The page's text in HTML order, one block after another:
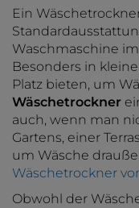
Ein
Waschmaschine
Besonders in
Platz bieten, um
Wäschetrockner
auch, wenn man
Gartens, einer
um Wäsche
Wäschetrockner
Obwohl der